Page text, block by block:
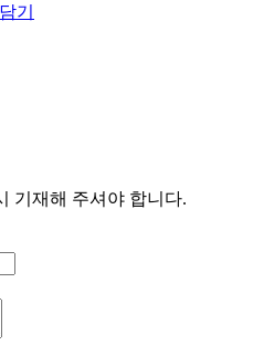
기
기재해 주셔야 합니다.